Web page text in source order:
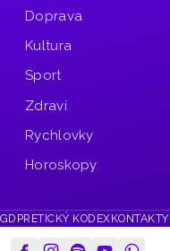
Doprava
Kultura
Sport
Zdraví
Rychlovky
Horoskopy
GDPR ETICKÝ KODEX KONTAKTY